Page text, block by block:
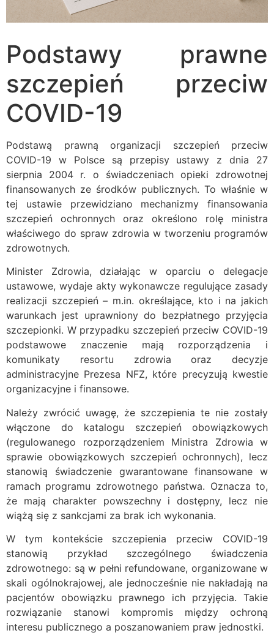
Podstawy prawne
szczepień przeciw
COVID-19
Podstawą prawną organizacji szczepień przeciw
COVID-19 w Polsce są przepisy ustawy z dnia 27
sierpnia 2004 r. o świadczeniach opieki zdrowotnej
finansowanych ze środków publicznych. To właśnie w
tej ustawie przewidziano mechanizmy finansowania
szczepień ochronnych oraz określono rolę ministra
właściwego do spraw zdrowia w tworzeniu programów
zdrowotnych.
Minister Zdrowia, działając w oparciu o delegacje
ustawowe, wydaje akty wykonawcze regulujące zasady
realizacji szczepień – m.in. określające, kto i na jakich
warunkach jest uprawniony do bezpłatnego przyjęcia
szczepionki. W przypadku szczepień przeciw COVID-19
podstawowe znaczenie mają rozporządzenia i
komunikaty resortu zdrowia oraz decyzje
administracyjne Prezesa NFZ, które precyzują kwestie
organizacyjne i finansowe.
Należy zwrócić uwagę, że szczepienia te nie zostały
włączone do katalogu szczepień obowiązkowych
(regulowanego rozporządzeniem Ministra Zdrowia w
sprawie obowiązkowych szczepień ochronnych), lecz
stanowią świadczenie gwarantowane finansowane w
ramach programu zdrowotnego państwa. Oznacza to,
że mają charakter powszechny i dostępny, lecz nie
wiążą się z sankcjami za brak ich wykonania.
W tym kontekście szczepienia przeciw COVID-19
stanowią przykład szczególnego świadczenia
zdrowotnego: są w pełni refundowane, organizowane w
skali ogólnokrajowej, ale jednocześnie nie nakładają na
pacjentów obowiązku prawnego ich przyjęcia. Takie
rozwiązanie stanowi kompromis między ochroną
interesu publicznego a poszanowaniem praw jednostki.